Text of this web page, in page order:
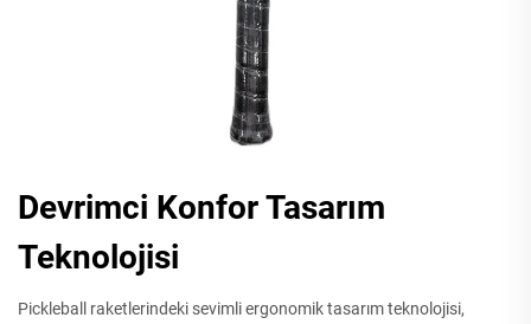
Devrimci Konfor Tasarım
Teknolojisi
Pickleball raketlerindeki sevimli ergonomik tasarım teknolojisi,